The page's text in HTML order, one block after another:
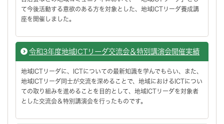
て今後活動する意欲のある方を対象とした、地域ICTリーダ養成講
座を開催しました。
令和3年度地域ICTリーダ交流会＆特別講演会開催実績
地域ICTリーダに、ICTについての最新知識を学んでもらい、また、
地域ICTリーダ同士が交流を深めることで、地域におけるICTについ
ての取り組みを進めることを目的として、地域ICTリーダを対象者
とした交流会＆特別講演会を行ったものです。